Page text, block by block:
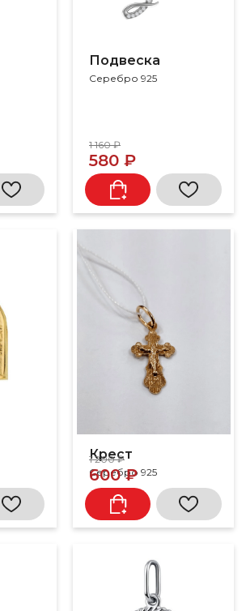
Подвеска
Серебро 925
1 160 ₽
580 ₽
Крест
Серебро 925
1 200 ₽
600 ₽